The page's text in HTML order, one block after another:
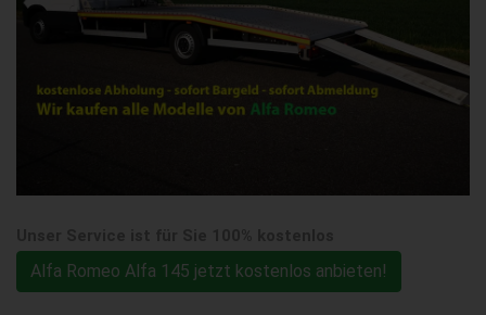
Alfa Romeo Alfa 145 jetzt kostenlos anbieten!